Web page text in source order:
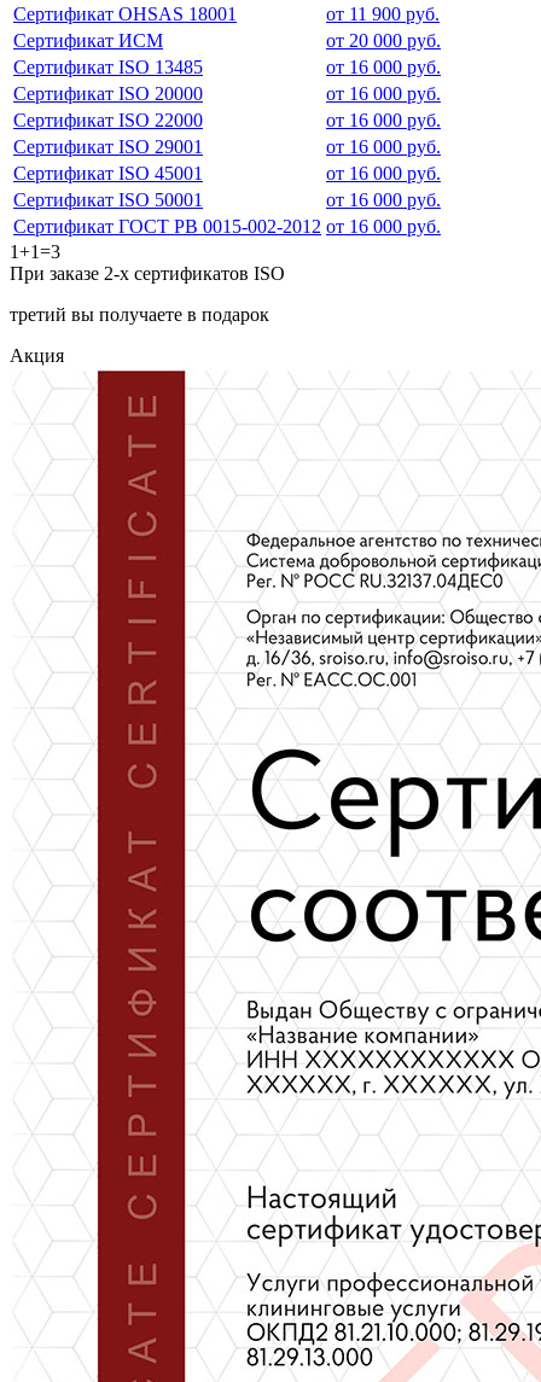
Сертификат OHSAS 18001
от 11 900 руб.
Сертификат ИСМ
от 20 000 руб.
Сертификат ISO 13485
от 16 000 руб.
Сертификат ISO 20000
от 16 000 руб.
Сертификат ISO 22000
от 16 000 руб.
Сертификат ISO 29001
от 16 000 руб.
Сертификат ISO 45001
от 16 000 руб.
Сертификат ISO 50001
от 16 000 руб.
Сертификат ГОСТ РВ 0015-002-2012 от 16 000 руб.
1+1=3
При заказе 2-х сертификатов ISO
третий вы получаете в подарок
Акция